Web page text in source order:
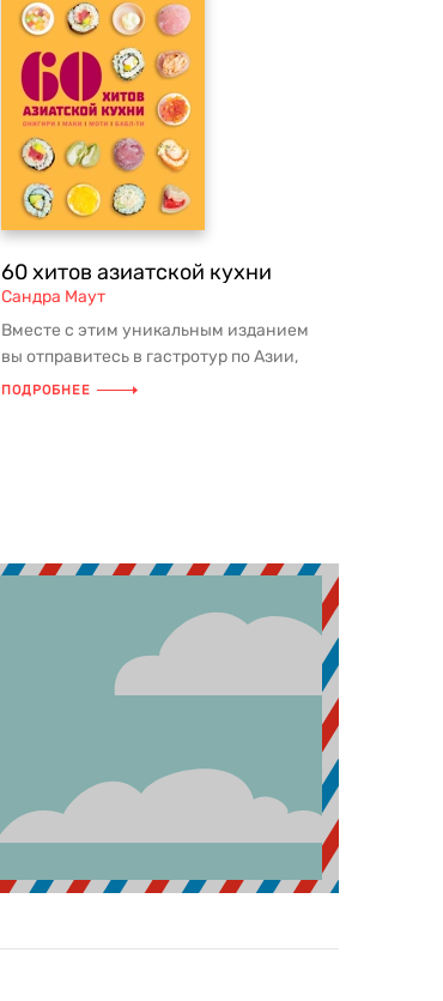
60 хитов азиатской кухни
Сандра Маут
Вместе с этим уникальным изданием
вы отправитесь в гастротур по Азии,
наслаждаясь местными кулинарны...
ПОДРОБНЕЕ